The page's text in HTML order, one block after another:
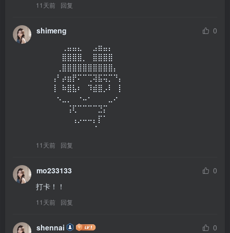
11天前 回复
shimeng
0
⠀⠀⠀⠀⠀⢀⣤⣤⣄⠀⠀⣠⣶⣤⡄⠀⠀⠀⠀⠀
⠀⠀⠀⠀⠀⣿⣿⣿⣿⡀⠀⣿⣿⣿⣿⠀⠀⠀⠀⠀
⠀⠀⠀⠀⢀⣿⣿⣿⣿⣿⣿⣿⣿⣿⣿⡄⠀⠀⠀⠀
⠀⠀⠀⢠⠃⡴⣶⡟⠍⠉⢉⢽⣯⢭⡉⠙⡄⠀⠀⠀
⠀⠀⠀⢸⠀⠷⣿⣧⠆⠀⠹⣾⣿⡠⠇⠀⡇⠀⠀⠀
⠀⠀⠀⠀⠢⣀⡀⠀⠐⠤⠂⠀⠀⠀⣀⠔⠀⠀⠀⠀
⠀⠀⠀⠀⠀⠀⢨⢏⠉⠉⠉⠉⣙⡍⠀⠀⠀⠀⠀⠀
⠀⠀⠀⠀⠀⠀⠀⢠⡠⠤⠤⡄⡏⠁⠀⠀⠀⠀⠀⠀
⠀⠀⠀⠀⠀⠀⠀⠀⠀⠀⠀⠈⠀⠀⠀⠀⠀⠀⠀⠀
11天前 回复
mo233133
0
打卡！！
11天前 回复
shennai
0